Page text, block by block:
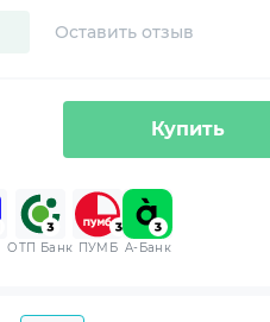
Оставить отзыв
Купить
ОТП Банк ПУМБ A-Банк